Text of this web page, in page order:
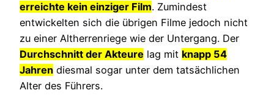
erreichte kein einziger Film. Zumindest
entwickelten sich die übrigen Filme jedoch nicht
zu einer Altherrenriege wie der Untergang. Der
Durchschnitt der Akteure lag mit knapp 54
Jahren diesmal sogar unter dem tatsächlichen
Alter des Führers.